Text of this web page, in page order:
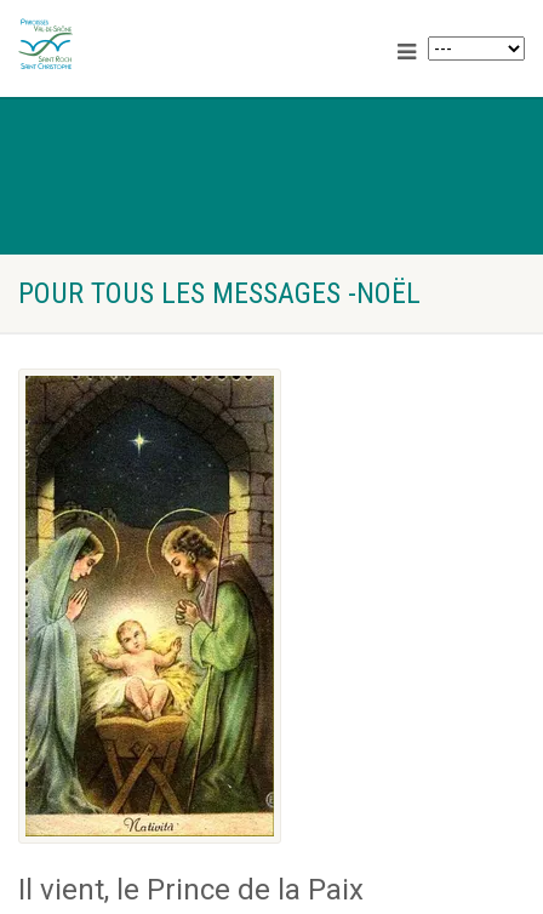
POUR TOUS LES MESSAGES -NOËL
Il vient, le Prince de la Paix